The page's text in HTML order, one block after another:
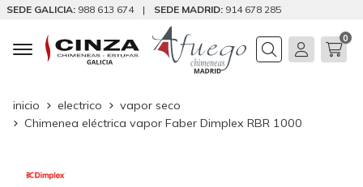
SEDE GALICIA: 988 613 674 | SEDE MADRID: 914 678 285
Buscar
0
inicio electrico
vapor seco
Chimenea eléctrica vapor Faber Dimplex RBR 1000